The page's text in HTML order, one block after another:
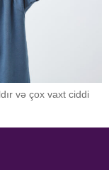
və çox vaxt ciddi